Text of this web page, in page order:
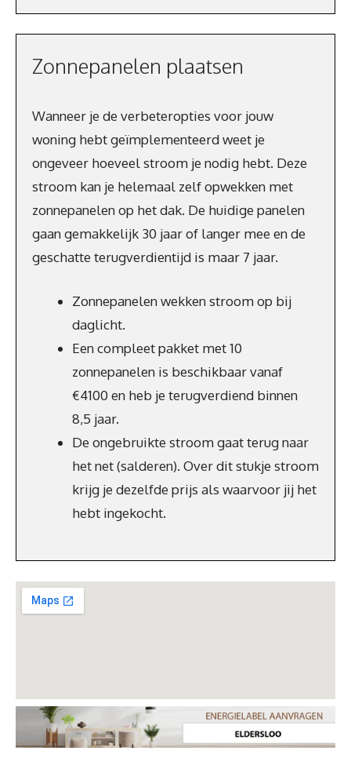
Zonnepanelen plaatsen
Wanneer je de verbeteropties voor jouw
woning hebt geïmplementeerd weet je
ongeveer hoeveel stroom je nodig hebt. Deze
stroom kan je helemaal zelf opwekken met
zonnepanelen op het dak. De huidige panelen
gaan gemakkelijk 30 jaar of langer mee en de
geschatte terugverdientijd is maar 7 jaar.
Zonnepanelen wekken stroom op bij
daglicht.
Een compleet pakket met 10
zonnepanelen is beschikbaar vanaf
€4100 en heb je terugverdiend binnen
8,5 jaar.
De ongebruikte stroom gaat terug naar
het net (salderen). Over dit stukje stroom
krijg je dezelfde prijs als waarvoor jij het
hebt ingekocht.